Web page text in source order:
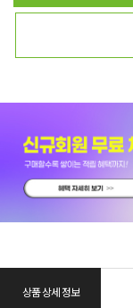
상품 상세 정보